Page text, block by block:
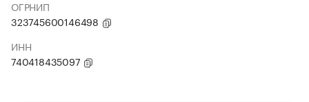
ОГРНИП
323745600146498
ИНН
740418435097